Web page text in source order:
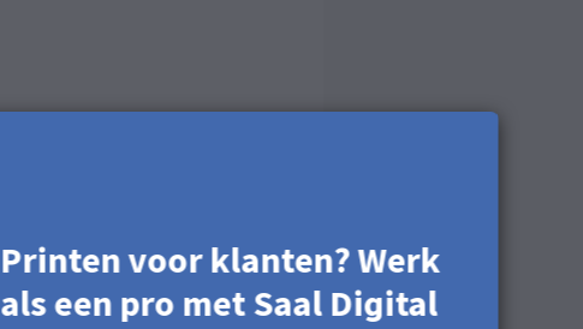
Printen voor klanten? Werk
als een pro met Saal Digital